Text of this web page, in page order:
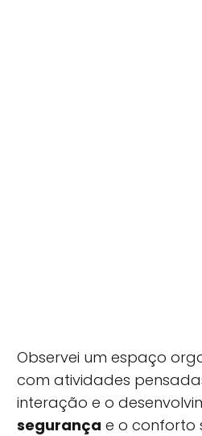
Observei um espaço
com atividades
interação e o
segurança e o conforto